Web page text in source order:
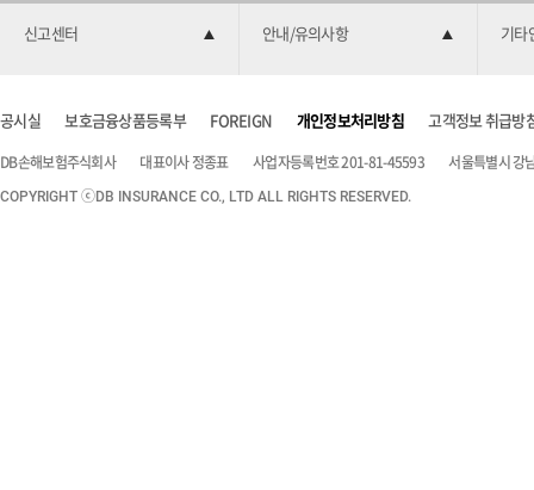
신고센터 안내/유의사항 기타
공시실 보호금융상품등록부 FOREIGN 개인정보처리방침 고객정보 취급방
DB손해보험주식회사 대표이사 정종표 사업자등록번호 201-81-45593 서울특별시 강
COPYRIGHT ⓒDB INSURANCE CO., LTD ALL RIGHTS RESERVED.